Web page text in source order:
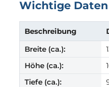
Wichtige
Beschreibung
Breite (ca.):
Höhe (ca.):
Tiefe (ca.):